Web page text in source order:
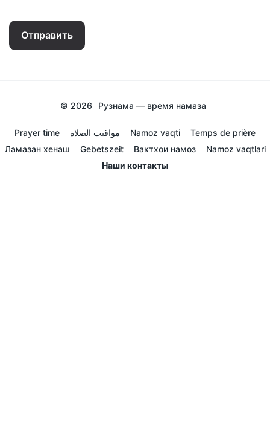
Отправить
© 2026 Рузнама — время намаза
Prayer time مواقيت الصلاة Namoz vaqti
Temps de prière
Ламазан хенаш
Gebetszeit Вактхои намоз
Namoz vaqtlari
Наши контакты